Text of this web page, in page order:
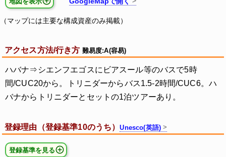
（マップには主要な構成資産のみ掲載）
アクセス方法/行き方 難易度:A(容易)
ハバナ⇒シエンフエゴスにビアスール等のバスで5時
間/CUC20から。トリニダーからバス1.5-2時間/CUC6。ハ
バナからトリニダーとセットの1泊ツアーあり。
登録理由（登録基準10のうち）Unesco(英語)
登録基準を見る